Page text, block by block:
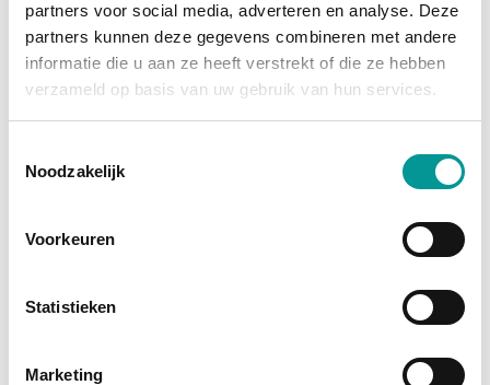
partners voor social media, adverteren en analyse. Deze
partners kunnen deze gegevens combineren met andere
informatie die u aan ze heeft verstrekt of die ze hebben
verzameld op basis van uw gebruik van hun services.
Noodzakelijk
Voorkeuren
Statistieken
Marketing
grootste afschrijving is al gedaan, en je profiteert
van
fiscale voordelenzoals investeringsaftrek en
btw-teruggave (bij een btw-auto). Je wordt namelijk
vrij houdt voor andere investeringen.